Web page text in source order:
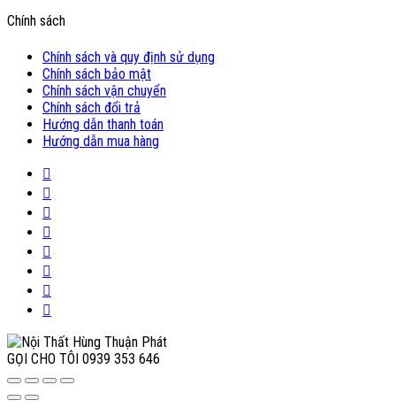
Chính sách
Chính sách và quy định sử dụng
Chính sách bảo mật
Chính sách vận chuyển
Chính sách đổi trả
Hướng dẫn thanh toán
Hướng dẫn mua hàng
GỌI CHO TÔI 0939 353 646